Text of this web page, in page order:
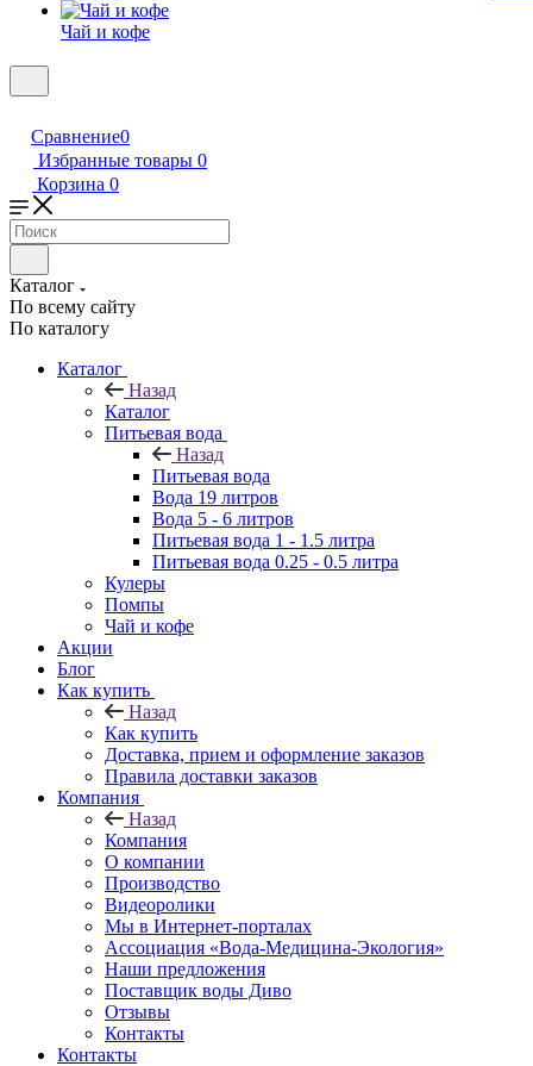
Чай и кофе
Сравнение0
Избранные товары 0
Корзина 0
Каталог
По всему сайту
По каталогу
Каталог
Назад
Каталог
Питьевая вода
Назад
Питьевая вода
Вода 19 литров
Вода 5 - 6 литров
Питьевая вода 1 - 1.5 литра
Питьевая вода 0.25 - 0.5 литра
Кулеры
Помпы
Чай и кофе
Акции
Блог
Как купить
Назад
Как купить
Доставка, прием и оформление заказов
Правила доставки заказов
Компания
Назад
Компания
О компании
Производство
Видеоролики
Мы в Интернет-порталах
Ассоциация «Вода-Медицина-Экология»
Наши предложения
Поставщик воды Диво
Отзывы
Контакты
Контакты